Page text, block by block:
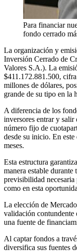
Para financiar
fondo cerrado
La organización y
Inversión Cerrado de
Valores S.A.). La
$411.172.881.500,
millones de dólares,
grande de su tipo en la
A diferencia de los
inversores entrar y salir
número fijo de
desde su inicio. En
meses.
Esta estructura
manera estable
previsibilidad necesaria
como en esta
La elección de
validación contundente
una fuente de
Al captar fondos a
diversifica sus fuentes